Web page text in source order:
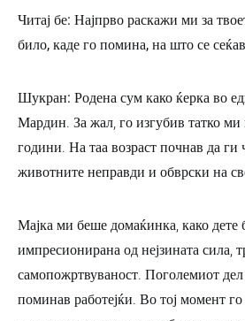
Читај бе: Најпрво раскажи ми за
било, каде го помина, на што се
Шукран: Родена сум како ќерка во
Мардин. За жал, го изгубив татко ми
години. На таа возраст почнав да ги
животните неправди и обврски на
Мајка ми беше домаќинка, како дете
импресионирана од нејзината сила,
самопожртвуваност. Поголемиот
поминав работејќи. Во тој момент